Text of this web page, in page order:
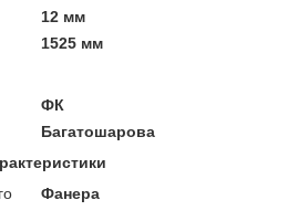
12 мм
1525 мм
ФК
Багатошарова
Фанера